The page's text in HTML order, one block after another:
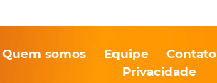
Quem somos Equipe Contato
Privacidade